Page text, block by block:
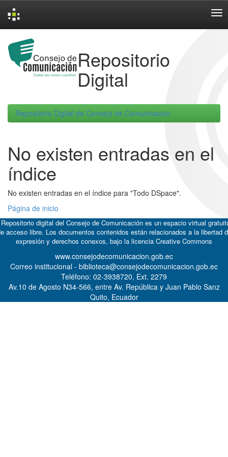
navigation
Repositorio
Digital
Repositorio Digital de Consejo de Comunicacion
No existen entradas en el
índice
No existen entradas en el índice para "Todo DSpace".
Página de inicio
digital del Consejo de Comunicación es un espacio virtual
acceso libre. Los documentos contenidos están relacionados a la libertad
expresión y derechos conexos, bajo la licencia Creative Commons
www.consejodecomunicacion.gob.ec
Correo institucional - biblioteca@consejodecomunicacion.gob.ec
Teléfono: 02-3938720, Ext. 2279
Av.10 de Agosto N34-566, entre Av. República y Juan Pablo Sanz
Quito, Ecuador